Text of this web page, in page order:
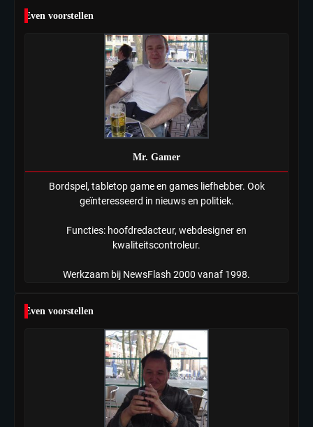
in nieuwe aanpak van begeleiding
kwetsbare inwoners door Siem,
ondanks onrust’
Mr. Gamer
Even voorstellen
Mr. Gamer
Bordspel, tabletop game en games liefhebber. Ook
geïnteresseerd in nieuws en politiek.
Functies: hoofdredacteur, webdesigner en
kwaliteitscontroleur.
Werkzaam bij NewsFlash 2000 vanaf 1998.
Even voorstellen